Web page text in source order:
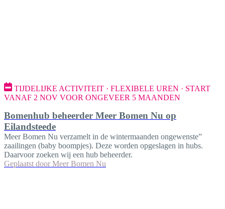
TIJDELIJKE ACTIVITEIT · FLEXIBELE UREN · START
VANAF 2 NOV VOOR ONGEVEER 5 MAANDEN
Bomenhub beheerder Meer Bomen Nu op
Eilandsteede
Meer Bomen Nu verzamelt in de wintermaanden ongewenste”
zaailingen (baby boompjes). Deze worden opgeslagen in hubs.
Daarvoor zoeken wij een hub beheerder.
Geplaatst door Meer Bomen Nu